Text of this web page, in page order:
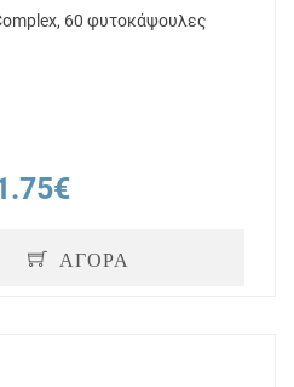
60 φυτοκάψουλες
ΑΓΟΡΑ